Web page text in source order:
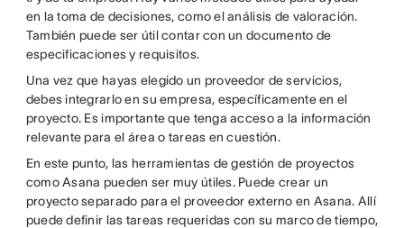
en la toma de decisiones, como el análisis de valoración.
También puede ser útil contar con un documento de
especificaciones y requisitos.
Una vez que hayas elegido un proveedor de servicios,
debes integrarlo en su empresa, específicamente en el
proyecto. Es importante que tenga acceso a la información
relevante para el área o tareas en cuestión.
En este punto, las herramientas de gestión de proyectos
como Asana pueden ser muy útiles. Puede crear un
proyecto separado para el proveedor externo en Asana. Allí
puede definir las tareas requeridas con su marco de tiempo,